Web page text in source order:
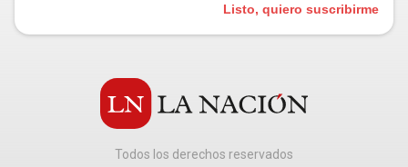
Listo, quiero suscribirme
Todos los derechos reservados